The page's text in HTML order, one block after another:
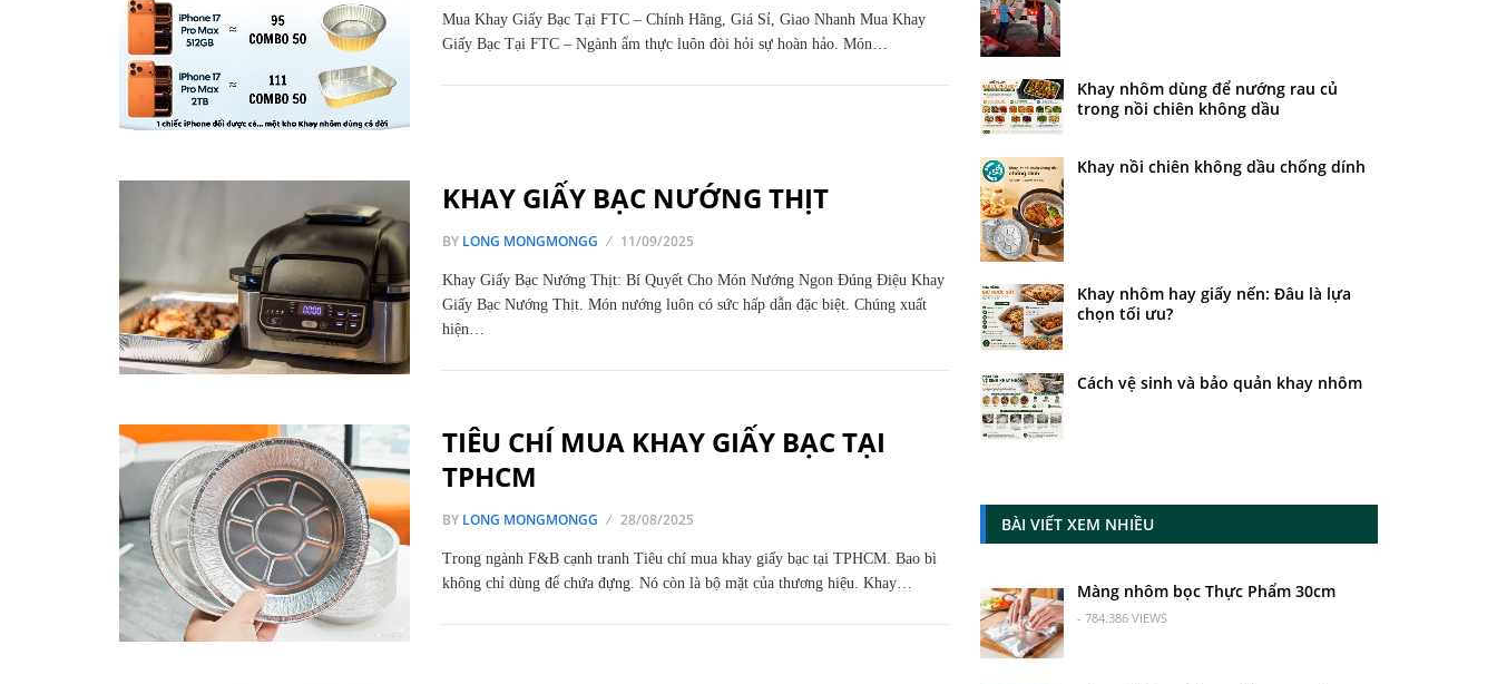
Mua Khay Giấy Bạc Tại FTC – Chính Hãng, Giá Sỉ, Giao Nhanh Mua Khay
Giấy Bạc Tại FTC – Ngành ẩm thực luôn đòi hỏi sự hoàn hảo. Món…
KHAY GIẤY BẠC NƯỚNG THỊT
BY LONG MONGMONGG 11/09/2025
Khay Giấy Bạc Nướng Thịt: Bí Quyết Cho Món Nướng Ngon Đúng Điệu Khay
Giấy Bạc Nướng Thịt. Món nướng luôn có sức hấp dẫn đặc biệt. Chúng xuất
hiện…
TIÊU CHÍ MUA KHAY GIẤY BẠC TẠI
TPHCM
BY LONG MONGMONGG 28/08/2025
Trong ngành F&B cạnh tranh Tiêu chí mua khay giấy bạc tại TPHCM. Bao bì
không chỉ dùng để chứa đựng. Nó còn là bộ mặt của thương hiệu. Khay…
Khay nhôm dùng để nướng rau củ
trong nồi chiên không dầu
Khay nồi chiên không dầu chống dính
Khay nhôm hay giấy nến: Đâu là lựa
chọn tối ưu?
Cách vệ sinh và bảo quản khay nhôm
BÀI VIẾT XEM NHIỀU
Màng nhôm bọc Thực Phẩm 30cm
- 784.386 VIEWS